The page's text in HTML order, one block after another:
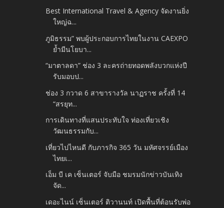
Best International Travel & Agency จัดงานยิ่ง
ใหญ่ฉ...
ภูมิธรรม” พบผู้ประกอบการไทยในงาน CAEXPO
ย้ำมีนโยบา...
“มาตาลดา” ช่อง 3 ละครถ่ายทอดพลังบวกแห่งปี
รับมอบป...
ช่อง 3 กวาด 6 สาขารางวัล นาฏราช ครั้งที่ 14
“สรยุท...
การเดินทางที่แสนประทับใจ ท่องเที่ยวเชิง
วัฒนธรรมกับ...
เที่ยวไปไหนดี กับภารกิจ 365 วัน มหัศจรรย์เมือง
ไทยเ...
เอ็ม บี เค เซ็นเตอร์ จับมือ ชมรมนักข่าวบันเทิง
จัด...
เดอะไนน์ เซ็นเตอร์ ติวานนท์ เปิดพื้นที่ต้อนรับพ่อ